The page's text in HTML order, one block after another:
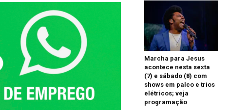
Marcha para Jesus
acontece nesta sexta
(7) e sábado (8) com
shows em palco e trios
elétricos; veja
programação